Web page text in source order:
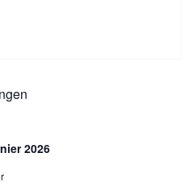
2026